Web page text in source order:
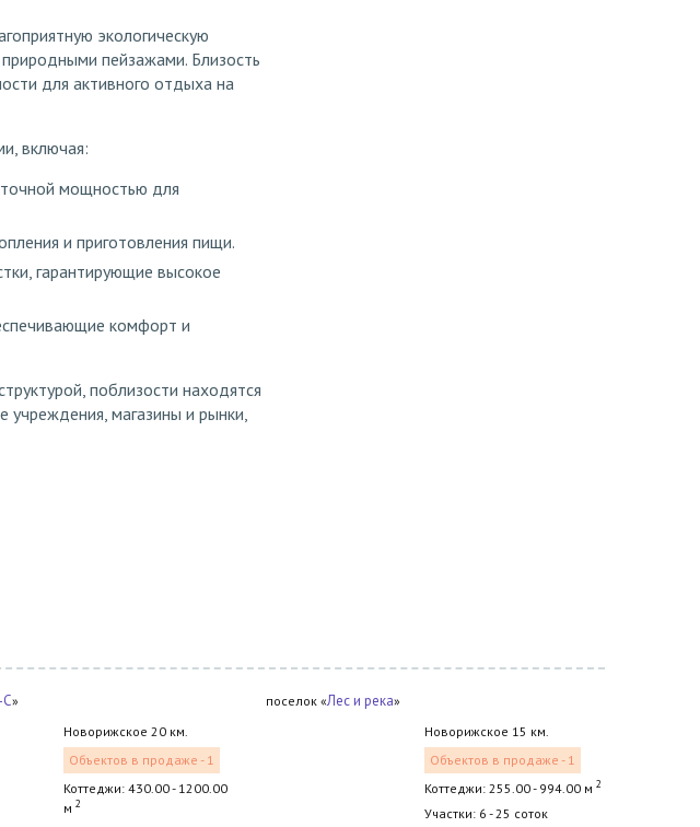
экологическую
пейзажами. Близость
для активного отдыха на
включая:
мощностью для
и приготовления пищи.
гарантирующие высокое
комфорт и
поблизости находятся
учреждения, магазины и рынки,
С»
Новорижское 20 км.
Объектов в продаже - 1
Коттеджи: 430.00 - 1200.00
м 2
поселок «Лес и река»
Новорижское 15 км.
Объектов в продаже - 1
Коттеджи: 255.00 - 994.00 м 2
Участки: 6 - 25 соток